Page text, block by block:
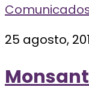
25 agosto,